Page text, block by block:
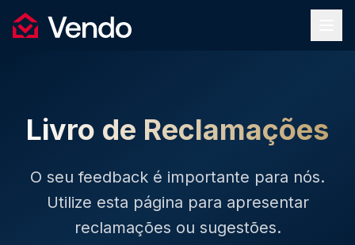
Vendo
Livro de Reclamações
O seu feedback é importante para nós.
Utilize esta página para apresentar
reclamações ou sugestões.